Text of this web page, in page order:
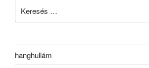
hanghullám